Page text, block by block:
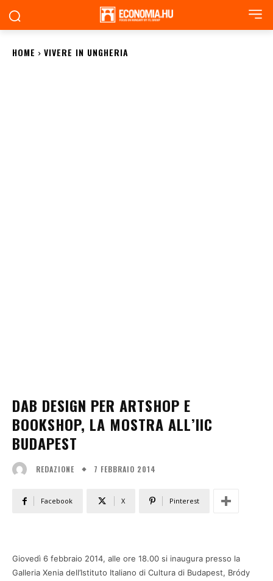
HOME VIVERE IN UNGHERIA
DAB DESIGN PER ARTSHOP E
BOOKSHOP, LA MOSTRA ALL’IIC
BUDAPEST
REDAZIONE 7 FEBBRAIO 2014
Facebook X Pinterest
Giovedì 6 febbraio 2014, alle ore 18.00 si inaugura presso la
Galleria Xenia dell’Istituto Italiano di Cultura di Budapest, Bródy